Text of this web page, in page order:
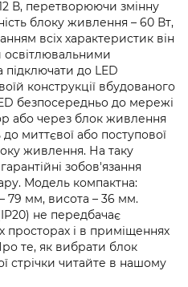
В, перетворюючи змінну
блоку живлення – 60 Вт,
всіх характеристик він
до LED
конструкції вбудованого
безпосередньо до мережі
або через блок живлення
миттєвої або поступової
живлення. На таку
зобов'язання
Модель компактна:
79 мм, висота – 36 мм.
не передбачає
просторах і в приміщеннях
те, як вибрати блок
стрічки читайте в нашому